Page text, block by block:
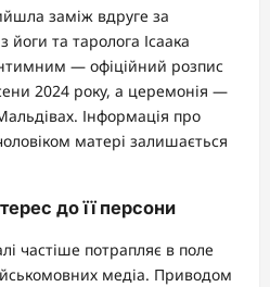
заміж вдруге за
йоги та таролога Ісаака
— офіційний розпис
2024 року, а церемонія —
Інформація про
матері залишається
до її персони
частіше потрапляє в поле
медіа. Приводом